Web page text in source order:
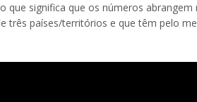
que significa que os números
três países/territórios e que têm pelo